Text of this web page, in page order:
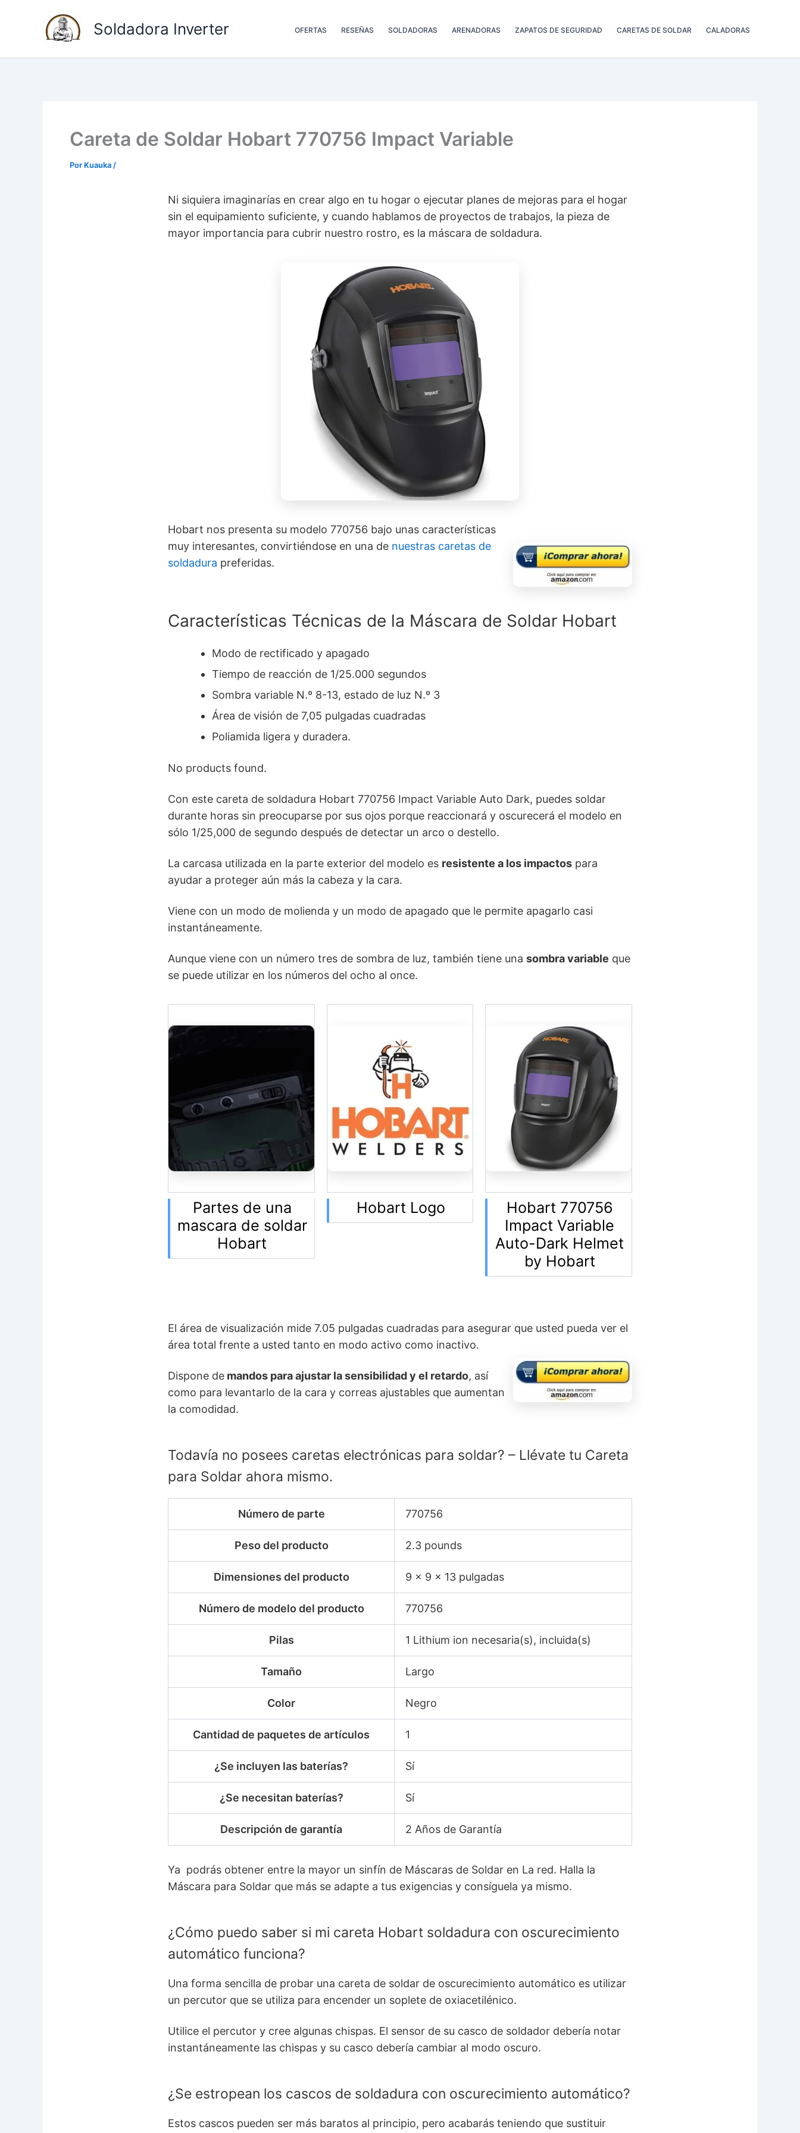
Soldadora Inverter OFERTAS RESEÑAS SOLDADORAS ARENADORAS ZAPATOS DE SEGURIDAD CARETAS DE SOLDAR CALADORAS
Careta de Soldar Hobart 770756 Impact Variable
Por Kuauka /
Ni siquiera imaginarías en crear algo en tu hogar o ejecutar planes de mejoras para el hogar
sin el equipamiento suficiente, y cuando hablamos de proyectos de trabajos, la pieza de
mayor importancia para cubrir nuestro rostro, es la máscara de soldadura.
Hobart nos presenta su modelo 770756 bajo unas características
muy interesantes, convirtiéndose en una de nuestras caretas de
soldadura preferidas.
Características Técnicas de la Máscara de Soldar Hobart
Modo de rectificado y apagado
Tiempo de reacción de 1/25.000 segundos
Sombra variable N.º 8-13, estado de luz N.º 3
Área de visión de 7,05 pulgadas cuadradas
Poliamida ligera y duradera.
No products found.
Con este careta de soldadura Hobart 770756 Impact Variable Auto Dark, puedes soldar
durante horas sin preocuparse por sus ojos porque reaccionará y oscurecerá el modelo en
sólo 1/25,000 de segundo después de detectar un arco o destello.
La carcasa utilizada en la parte exterior del modelo es resistente a los impactos para
ayudar a proteger aún más la cabeza y la cara.
Viene con un modo de molienda y un modo de apagado que le permite apagarlo casi
instantáneamente.
Aunque viene con un número tres de sombra de luz, también tiene una sombra variable que
se puede utilizar en los números del ocho al once.
Partes de una
mascara de soldar
Hobart
Hobart Logo
Hobart 770756
Impact Variable
Auto-Dark Helmet
by Hobart
El área de visualización mide 7.05 pulgadas cuadradas para asegurar que usted pueda ver el
área total frente a usted tanto en modo activo como inactivo.
Dispone de mandos para ajustar la sensibilidad y el retardo, así
como para levantarlo de la cara y correas ajustables que aumentan
la comodidad.
Todavía no posees caretas electrónicas para soldar? – Llévate tu Careta
para Soldar ahora mismo.
Número de parte 770756
Peso del producto 2.3 pounds
Dimensiones del producto 9 x 9 x 13 pulgadas
Número de modelo del producto 770756
Pilas 1 Lithium ion necesaria(s), incluida(s)
Tamaño Largo
Color Negro
Cantidad de paquetes de artículos 1
¿Se incluyen las baterías? Sí
¿Se necesitan baterías? Sí
Descripción de garantía 2 Años de Garantía
Ya podrás obtener entre la mayor un sinfín de Máscaras de Soldar en La red. Halla la
Máscara para Soldar que más se adapte a tus exigencias y consíguela ya mismo.
¿Cómo puedo saber si mi careta Hobart soldadura con oscurecimiento
automático funciona?
Una forma sencilla de probar una careta de soldar de oscurecimiento automático es utilizar
un percutor que se utiliza para encender un soplete de oxiacetilénico.
Utilice el percutor y cree algunas chispas. El sensor de su casco de soldador debería notar
instantáneamente las chispas y su casco debería cambiar al modo oscuro.
¿Se estropean los cascos de soldadura con oscurecimiento automático?
Estos cascos pueden ser más baratos al principio, pero acabarás teniendo que sustituir